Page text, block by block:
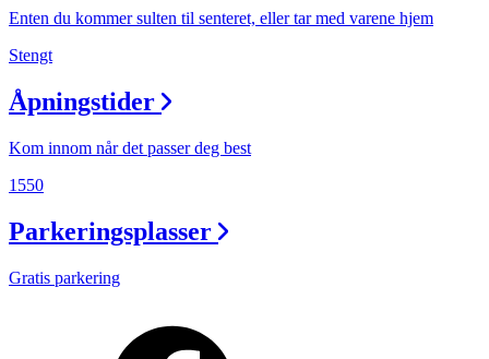
Enten du kommer sulten til senteret, eller tar med varene hjem
Stengt
Åpningstider
Kom innom når det passer deg best
1550
Parkeringsplasser
Gratis parkering